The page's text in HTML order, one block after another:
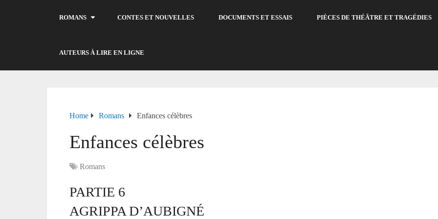
ROMANS CONTES ET NOUVELLES DOCUMENTS ET ESSAIS PIÈCES DE THÉÂTRE ET TRAGÉDIES
AUTEURS À LIRE EN LIGNE
Home Romans Enfances célèbres
Enfances célèbres
Romans
PARTIE 6
AGRIPPA D’AUBIGNÉ